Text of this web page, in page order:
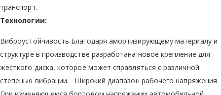
транспорт.
Технологии:
Виброустойчивость Благодаря амортизирующему материалу и
структуре в производстве разработана новое крепление для
жесткого диска, которое может справляться с различной
степенью вибрации. Широкий диапазон рабочего напряжения